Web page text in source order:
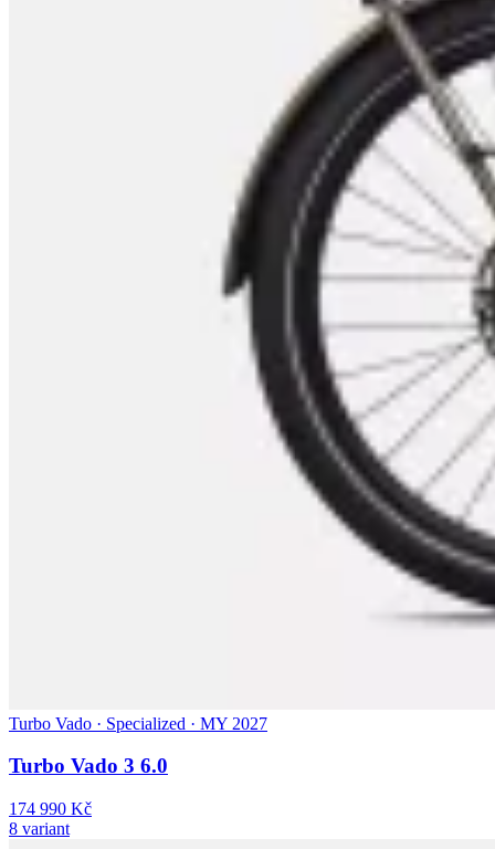
Turbo Vado · Specialized · MY 2027
Turbo Vado 3 6.0
174 990 Kč
8 variant